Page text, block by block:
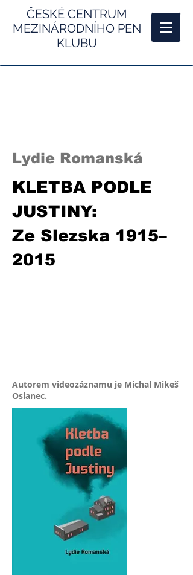
ČESKÉ CENTRUM
MEZINÁRODNÍHO PEN
KLUBU
Lydie Romanská
KLETBA PODLE
JUSTINY:
Ze Slezska 1915–
2015
Autorem videozáznamu je Michal Mikeš
Oslanec.